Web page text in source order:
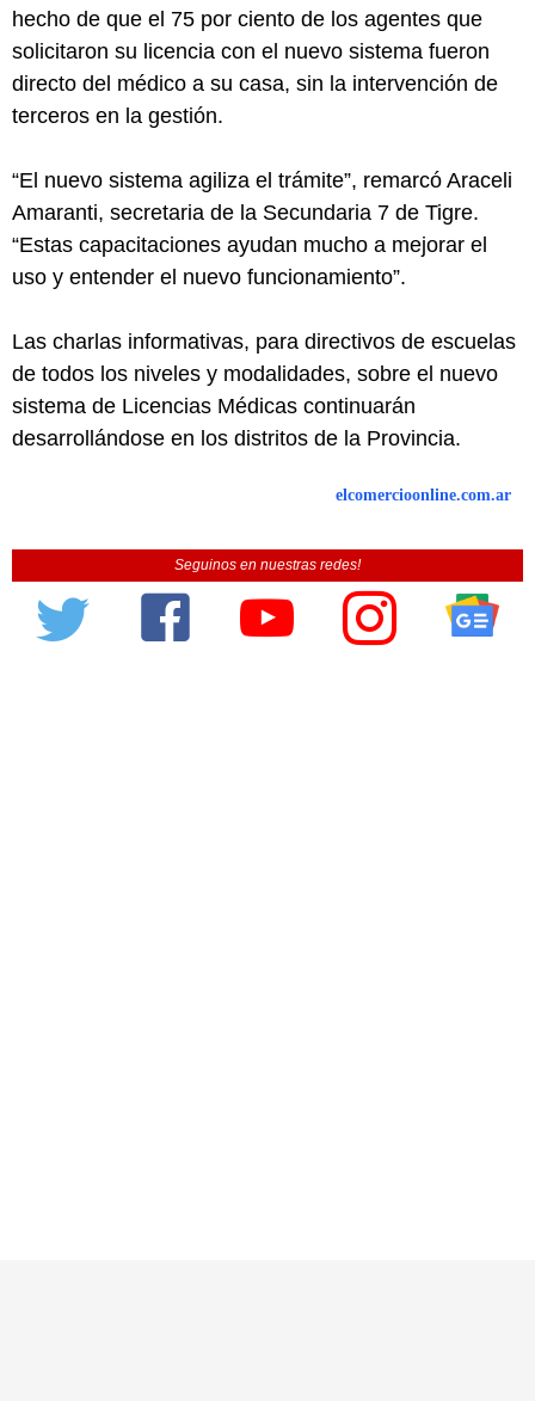
hecho de que el 75 por ciento de los agentes que
solicitaron su licencia con el nuevo sistema fueron
directo del médico a su casa, sin la intervención de
terceros en la gestión.
“El nuevo sistema agiliza el trámite”, remarcó Araceli
Amaranti, secretaria de la Secundaria 7 de Tigre.
“Estas capacitaciones ayudan mucho a mejorar el
uso y entender el nuevo funcionamiento”.
Las charlas informativas, para directivos de escuelas
de todos los niveles y modalidades, sobre el nuevo
sistema de Licencias Médicas continuarán
desarrollándose en los distritos de la Provincia.
elcomercioonline.com.ar
Seguinos en nuestras redes!